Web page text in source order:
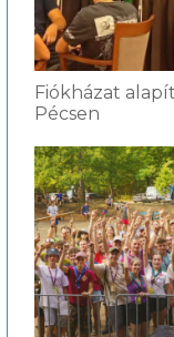
Fiókházat
Pécsen